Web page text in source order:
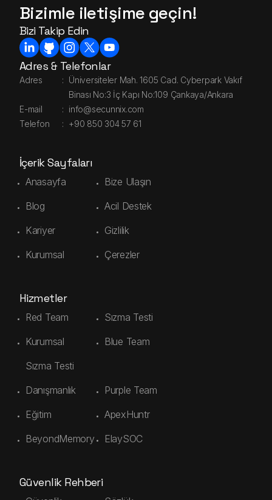
Bizimle iletişime geçin!
Bizi Takip Edin
Adres & Telefonlar
Adres : Üniversiteler Mah. 1605 Cad. Cyberpark Vakıf
Binası No:3 İç Kapı No:109 Çankaya/Ankara
E-mail
: info@secunnix.com
Telefon
: +90 850 304 57 61
İçerik Sayfaları
Anasayfa
Bize Ulaşın
Blog
Acil Destek
Kariyer
Gizlilik
Kurumsal
Çerezler
Hizmetler
Red Team
Sızma Testi
Kurumsal
Sızma Testi
Blue Team
Danışmanlık
Purple Team
Eğitim
ApexHuntr
BeyondMemory
ElaySOC
Güvenlik Rehberi